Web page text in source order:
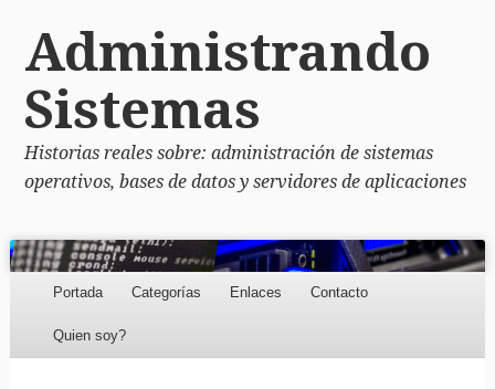
Administrando
Sistemas
Historias reales sobre: administración de sistemas
operativos, bases de datos y servidores de aplicaciones
Menu
Skip to content
Portada Categorías Enlaces Contacto
Quien soy?